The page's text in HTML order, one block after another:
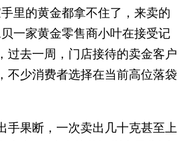
的黄金都拿不住了，来卖的
一家黄金零售商小叶在接受记
过去一周，门店接待的卖金客户
不少消费者选择在当前高位落袋
果断，一次卖出几十克甚至上